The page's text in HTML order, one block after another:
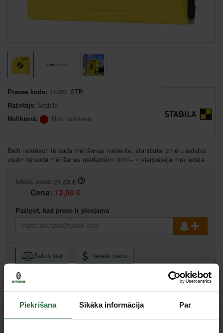
Piekrišana Sīkāka informācija Par
Preces kods: 17220_STB
Ražotājs: Stabila
Noliktavā:
Nav noliktavā
Balti nokrāsoti tērauda mērīšanas mērlente, standarta izmēru iedaļas
visām tērauda mērīšanas mērlentēm: mm/– = vienpusēja mm iedaļa.
Ieteic. cena: 21,63 €
Cena: 12,50 €
Paziņot, kad prece ir pieejama
Salīdzināt Ieteikt cenu
Apraksts